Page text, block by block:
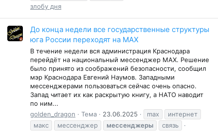
злобу дня
До конца недели все государственные структуры
юга России переходят на MAX
В течение недели вся администрация Краснодара
перейдёт на национальный мессенджер MAX. Решение
было принято из соображений безопасности, сообщил
мэр Краснодара Евгений Наумов. Западными
мессенджерами пользоваться сейчас очень опасно.
Запад читает их как раскрытую книгу, а НАТО наводит
по ним...
golden_dragon
Тема 23.06.2025 max
интернет
макс
мессенджер мессенджеры
связь